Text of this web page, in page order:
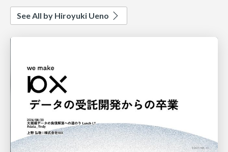
See All by Hiroyuki Ueno